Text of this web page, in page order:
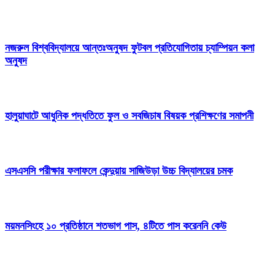
নজরুল বিশ্ববিদ্যালয়ে আন্তঃঅনুষদ ফুটবল প্রতিযোগিতায় চ্যাম্পিয়ন কলা
অনুষদ
হালুয়াঘাটে আধুনিক পদ্ধতিতে ফুল ও সবজিচাষ বিষয়ক প্রশিক্ষণের সমাপনী
এসএসসি পরীক্ষার ফলাফলে কেন্দুয়ায় সাজিউড়া উচ্চ বিদ্যালয়ের চমক
ময়মনসিংহে ১০ প্রতিষ্ঠানে শতভাগ পাস, ৪টিতে পাস করেননি কেউ